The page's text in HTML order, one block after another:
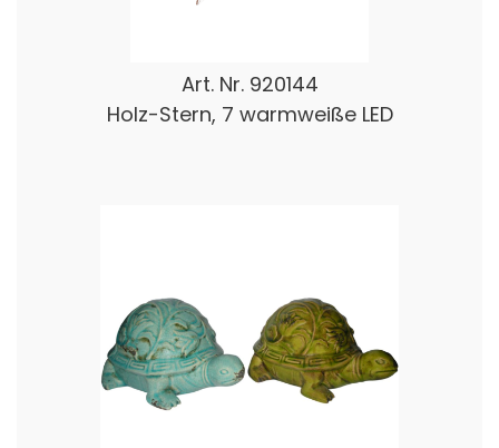
Art. Nr. 920144
Holz-Stern, 7 warmweiße LED